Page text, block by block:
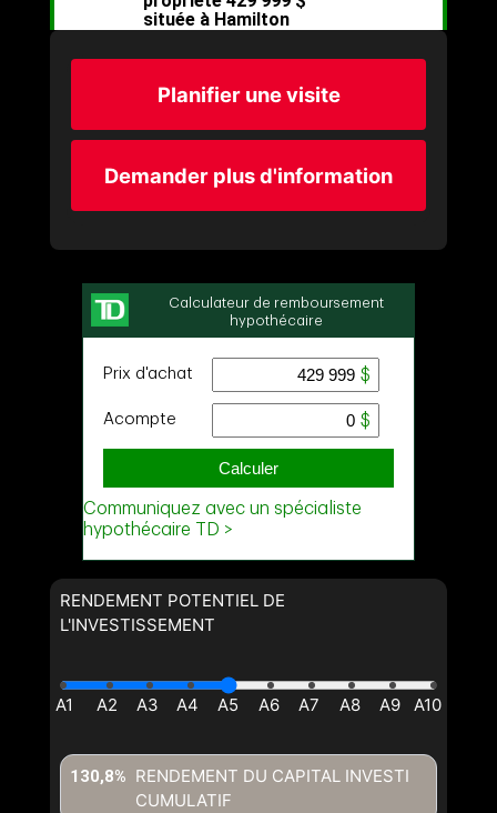
Planifier une visite
Demander plus d'information
RENDEMENT POTENTIEL DE
L'INVESTISSEMENT
RENDEMENT DU CAPITAL INVESTI
CUMULATIF
130,8%